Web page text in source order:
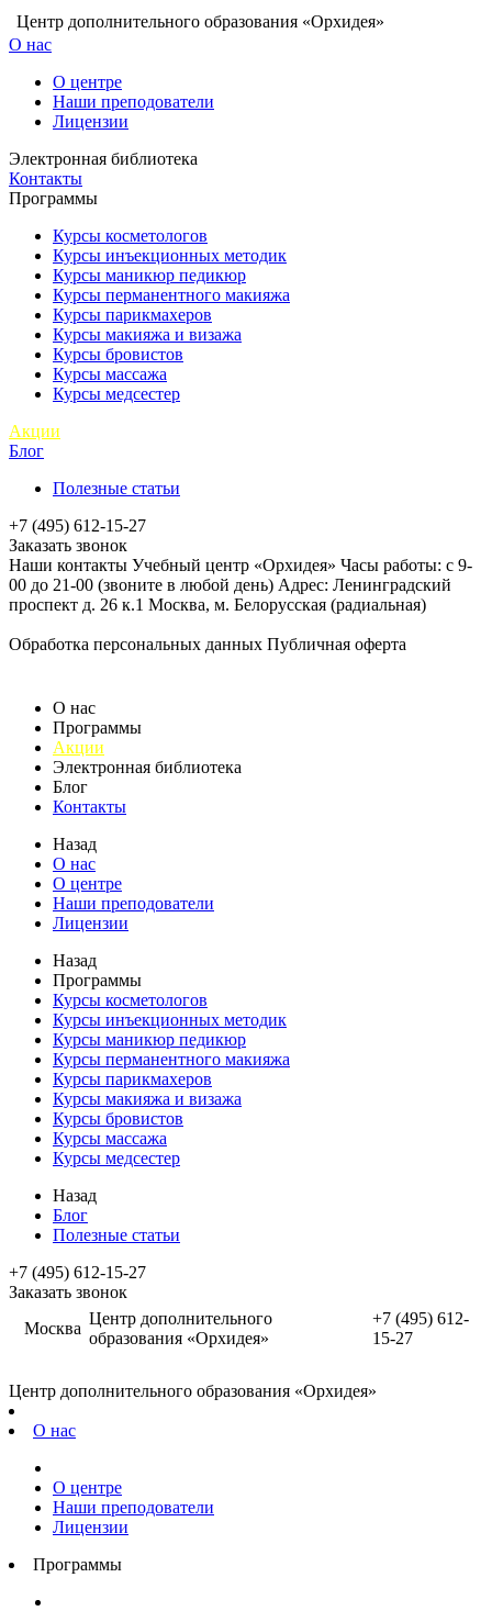
Центр дополнительного образования «Орхидея»
О нас
О центре
Наши преподователи
Лицензии
Электронная библиотека
Контакты
Программы
Курсы косметологов
Курсы инъекционных методик
Курсы маникюр педикюр
Курсы перманентного макияжа
Курсы парикмахеров
Курсы макияжа и визажа
Курсы бровистов
Курсы массажа
Курсы медсестер
Акции
Блог
Полезные статьи
+7 (495) 612-15-27
Заказать звонок
Наши контакты Учебный центр «Орхидея» Часы работы: с 9-
00 до 21-00 (звоните в любой день) Адрес: Ленинградский
проспект д. 26 к.1 Москва, м. Белорусская (радиальная)
Обработка персональных данных Публичная оферта
О нас
Программы
Акции
Электронная библиотека
Блог
Контакты
Назад
О нас
О центре
Наши преподователи
Лицензии
Назад
Программы
Курсы косметологов
Курсы инъекционных методик
Курсы маникюр педикюр
Курсы перманентного макияжа
Курсы парикмахеров
Курсы макияжа и визажа
Курсы бровистов
Курсы массажа
Курсы медсестер
Назад
Блог
Полезные статьи
+7 (495) 612-15-27
Заказать звонок
Москва
Центр дополнительного
образования «Орхидея»
+7 (495) 612-
15-27
Центр дополнительного образования «Орхидея»
О нас
О центре
Наши преподователи
Лицензии
Программы